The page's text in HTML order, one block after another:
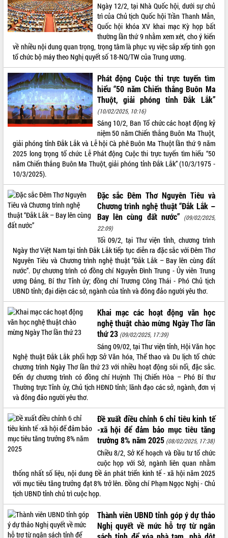
Khám bệnh, cấp phát thuốc miễn phí
và tặng quà người dân xã Cư Pui
Hội nghị UBND tỉnh Đắk Lắk thường kỳ
tháng 7/2026
Lễ truy tặng danh hiệu “Bà Mẹ Việt
Nam Anh hùng” và trao Huân chương
Lao động
UBND tỉnh Đắk Lắk triển khai nhiệm
vụ 6 tháng cuối năm 2026
Kỳ họp thứ Hai, Hội đồng nhân dân
tỉnh khóa XI quyết nghị nhiều nội dung
quan trọng
Bí thư Tỉnh ủy Lương Nguyễn Minh
Triết thăm, tặng quà người có công với
cách mạng
Rà soát, hoàn thiện hệ thống thiết chế
phát triển mới
Thường trực HĐND tỉnh Đắk Lắk gặp
mặt Đoàn chuyên gia y tế TP. Hồ Chí
Minh
Lễ truy điệu và an táng hài cốt liệt sĩ
tại Nghĩa trang Liệt sĩ xã Sơn Hòa
Bàn giải pháp tháo gỡ khó khăn trong
xuất khẩu sầu riêng và triển khai quy
định EUDR
trường Nguyễn Hoàng Hiệp khảo sát
vùng trồng và doanh nghiệp đóng gói
sầu riêng tại Đắk Lắk
Trình diễn nghệ thuật chế biến các
món ăn từ sầu riêng
Đắk Lắk công bố Quy hoạch và xúc
tiến đầu tư tỉnh
Ngành cá ngừ Đắk Lắk chủ động thích
ứng để giữ vững thị trường xuất khẩu
Diễn đàn Kinh tế tư nhân Việt Nam đột
phá cơ chế - Hợp tác công tư
Đề án 06 tạo bước ngoặt đột phá trong
cải cách hành chính tỉnh Đắk Lắk
Kết nối tour, đẩy mạnh chuyển đổi số
để phát triển du lịch Đắk Lắk
Khởi động Dự án Đầu tư xây dựng hạ
THỐNG KÊ TRUY CẬP
Hôm nay: 8528
Tất cả:
66053851
Ngày 12/2, tại Nhà Quốc hội, dưới sự chủ
trì của Chủ tịch Quốc hội Trần Thanh Mẫn,
Quốc hội khóa XV khai mạc Kỳ họp bất
thường lần thứ 9 nhằm xem xét, cho ý kiến
về nhiều nội dung quan trọng, trọng tâm là phục vụ việc sắp xếp tinh gọn
tổ chức bộ máy theo Nghị quyết số 18-NQ/TW của Trung ương.
Phát động Cuộc thi trực tuyến tìm
hiểu “50 năm Chiến thắng Buôn Ma
Thuột, giải phóng tỉnh Đắk Lắk”
(10/02/2025, 10:16)
Sáng 10/2, Ban Tổ chức các hoạt động kỷ
niệm 50 năm Chiến thắng Buôn Ma Thuột,
giải phóng tỉnh Đắk Lắk và Lễ hội Cà phê Buôn Ma Thuột lần thứ 9 năm
2025 long trọng tổ chức Lễ Phát động Cuộc thi trực tuyến tìm hiểu “50
năm Chiến thắng Buôn Ma Thuột, giải phóng tỉnh Đắk Lắk” (10/3/1975 -
10/3/2025).
Đặc sắc Đêm Thơ Nguyên Tiêu và
Chương trình nghệ thuật “Đắk Lắk –
Bay lên cùng đất nước” (09/02/2025,
22:09)
Tối 09/2, tại Thư viện tỉnh, chương trình
Ngày thơ Việt Nam tại tỉnh Đắk Lắk tiếp tục diễn ra đặc sắc với Đêm Thơ
Nguyên Tiêu và Chương trình nghệ thuật “Đắk Lắk – Bay lên cùng đất
nước”. Dự chương trình có đồng chí Nguyễn Đình Trung - Ủy viên Trung
ương Đảng, Bí thư Tỉnh ủy; đồng chí Trương Công Thái - Phó Chủ tịch
UBND tỉnh; đại diện các sở, ngành của tỉnh và đông đảo người yêu thơ.
Khai mạc các hoạt động văn học
nghệ thuật chào mừng Ngày Thơ lần
thứ 23 (09/02/2025, 17:39)
Sáng 09/02, tại Thư viện tỉnh, Hội Văn học
Nghệ thuật Đắk Lắk phối hợp Sở Văn hóa, Thể thao và Du lịch tổ chức
chương trình Ngày Thơ lần thứ 23 với nhiều hoạt động sôi nổi, đặc sắc.
Đến dự chương trình có đồng chí Huỳnh Thị Chiến Hòa – Phó Bí thư
Thường trực Tỉnh ủy, Chủ tịch HĐND tỉnh; lãnh đạo các sở, ngành, đơn vị
và đông đảo người yêu thơ.
Đề xuất điều chỉnh 6 chỉ tiêu kinh tế
-xã hội để đảm bảo mục tiêu tăng
trưởng 8% năm 2025 (08/02/2025, 17:38)
Chiều 8/2, Sở Kế hoạch và Đầu tư tổ chức
cuộc họp với Sở, ngành liên quan nhằm
thống nhất số liệu, nội dung Đề án phát triển kinh tế - xã hội năm 2025
với mục tiêu tăng trưởng đạt 8% trở lên. Đồng chí Phạm Ngọc Nghị - Chủ
tịch UBND tỉnh chủ trì cuộc họp.
Thành viên UBND tỉnh góp ý dự thảo
Nghị quyết về mức hỗ trợ từ ngân